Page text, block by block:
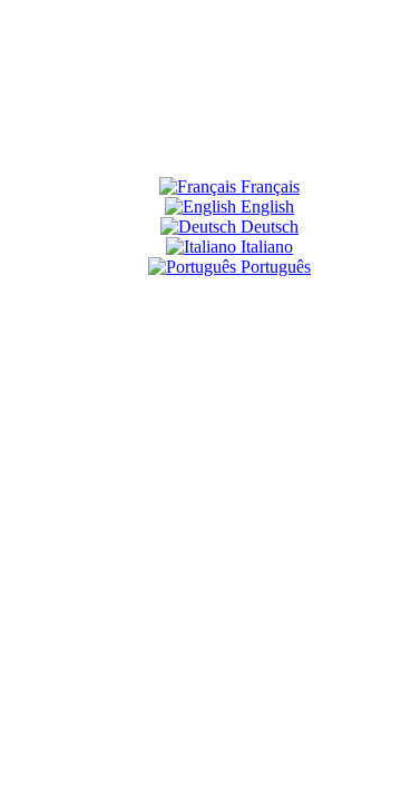
Français
English
Deutsch
Italiano
Português